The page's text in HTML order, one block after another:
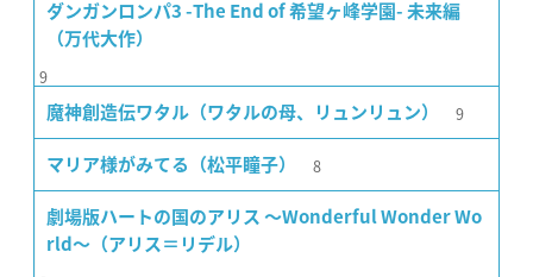
ダンガンロンパ3 -The End of 希望ヶ峰学園- 未来編
（万代大作）
9
魔神創造伝ワタル（ワタルの母、リュンリュン） 9
マリア様がみてる（松平瞳子） 8
劇場版ハートの国のアリス 〜Wonderful Wonder Wo
rld〜（アリス＝リデル）